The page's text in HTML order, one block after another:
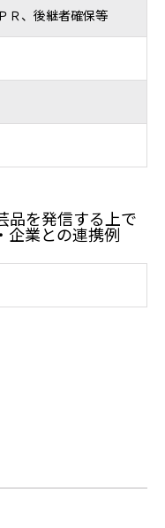
Ｒ、後継者確保等
品を発信する上で
企業との連携例